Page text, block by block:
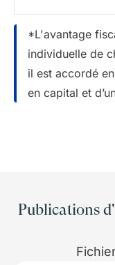
*L'avantage
individuelle de
il est accordé
en capital et
Publications